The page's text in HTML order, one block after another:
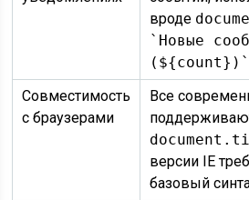
вроде
`Новые
Совместимость
с браузерами
Все
версии IE
базовый